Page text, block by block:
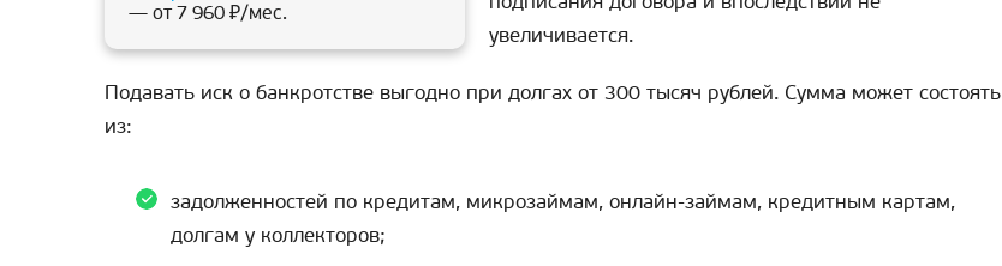
— от 7 960 ₽/мес.
увеличивается.
Подавать иск о банкротстве выгодно при долгах от 300 тысяч рублей. Сумма может состоять
из:
задолженностей по кредитам, микрозаймам, онлайн-займам, кредитным картам,
долгам у коллекторов;